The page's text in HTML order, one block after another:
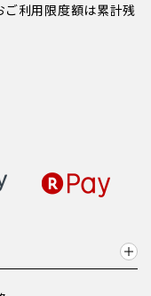
利用限度額は累計残